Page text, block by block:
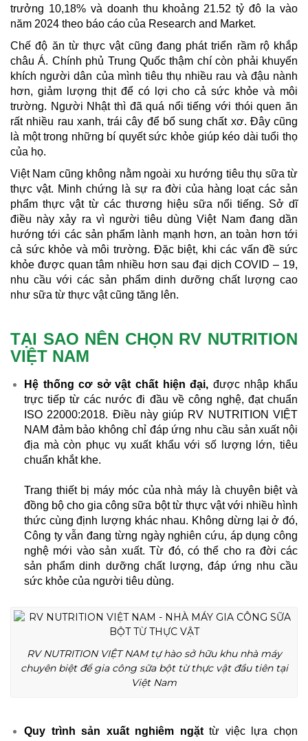
trưởng 10,18% và doanh thu khoảng 21.52 tỷ đô la vào
năm 2024 theo báo cáo của Research and Market.
Chế độ ăn từ thực vật cũng đang phát triển rầm rộ khắp
châu Á. Chính phủ Trung Quốc thậm chí còn phải khuyến
khích người dân của mình tiêu thụ nhiều rau và đậu nành
hơn, giảm lượng thịt để có lợi cho cả sức khỏe và môi
trường. Người Nhật thì đã quá nổi tiếng với thói quen ăn
rất nhiều rau xanh, trái cây để bổ sung chất xơ. Đây cũng
là một trong những bí quyết sức khỏe giúp kéo dài tuổi thọ
của họ.
Việt Nam cũng không nằm ngoài xu hướng tiêu thụ sữa từ
thực vật. Minh chứng là sự ra đời của hàng loạt các sản
phẩm thực vật từ các thương hiệu sữa nổi tiếng. Sở dĩ
điều này xảy ra vì người tiêu dùng Việt Nam đang dần
hướng tới các sản phẩm lành mạnh hơn, an toàn hơn tới
cả sức khỏe và môi trường. Đặc biệt, khi các vấn đề sức
khỏe được quan tâm nhiều hơn sau đại dịch COVID – 19,
nhu cầu với các sản phẩm dinh dưỡng chất lượng cao
như sữa từ thực vật cũng tăng lên.
TẠI SAO NÊN CHỌN RV NUTRITION
VIỆT NAM
Hệ thống cơ sở vật chất hiện đại, được nhập khẩu
trực tiếp từ các nước đi đầu về công nghệ, đạt chuẩn
ISO 22000:2018. Điều này giúp RV NUTRITION VIỆT
NAM đảm bảo không chỉ đáp ứng nhu cầu sản xuất nội
địa mà còn phục vụ xuất khẩu vớisố lượng lớn, tiêu
chuẩn khắt khe.
Trang thiết bị máy móc của nhà máy là chuyên biệt và
đồng bộ chogia công sữa bột từ thực vậtvới nhiều hình
thức cùng định lượng khác nhau. Không dừng lại ở đó,
Công ty vẫn đang từng ngày nghiên cứu, áp dụng công
nghệ mới vào sản xuất. Từ đó, có thể cho ra đời các
sản phẩm dinh dưỡng chất lượng, đáp ứng nhu cầu
sức khỏe của người tiêu dùng.
RV NUTRITION VIỆT NAM tự hào sở hữu khu nhà máy
chuyên biệt để gia công sữa bột từ thực vật đầu tiên tại
Việt Nam
Quy trình sản xuất nghiêm ngặttừ việc lựa chọn